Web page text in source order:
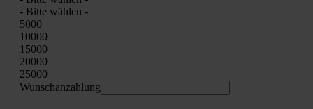
- Bit­te wäh­len -
5000
10000
15000
20000
25000
Wunschan­zah­lung